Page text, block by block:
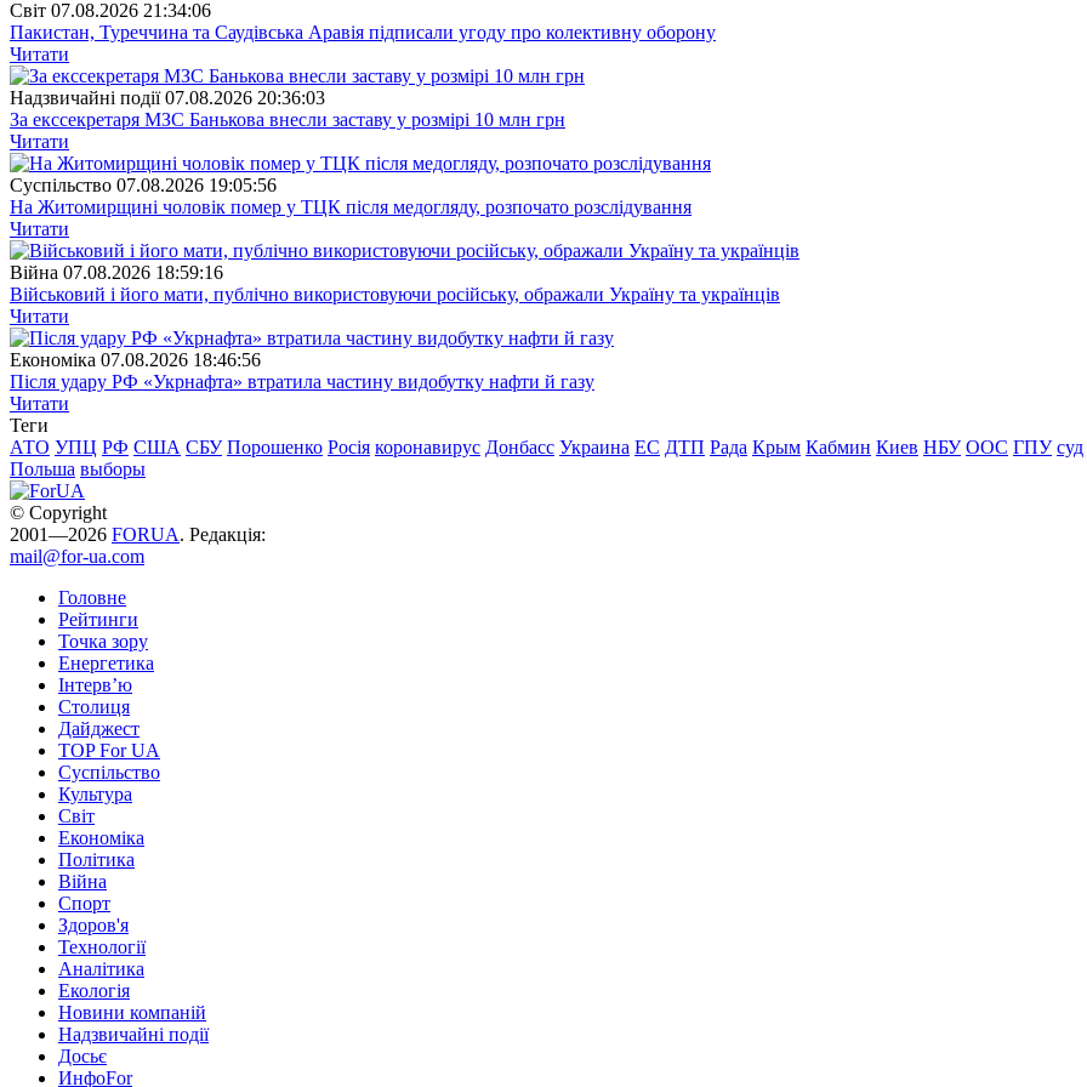
Свiт 07.08.2026 21:34:06
Пакистан, Туреччина та Саудівська Аравія підписали угоду про колективну оборону
Читати
Надзвичайні події 07.08.2026 20:36:03
За екссекретаря МЗС Банькова внесли заставу у розмірі 10 млн грн
Читати
Суспiльство 07.08.2026 19:05:56
На Житомирщині чоловік помер у ТЦК після медогляду, розпочато розслідування
Читати
Війна 07.08.2026 18:59:16
Військовий і його мати, публічно використовуючи російську, ображали Україну та українців
Читати
Економіка 07.08.2026 18:46:56
Після удару РФ «Укрнафта» втратила частину видобутку нафти й газу
Читати
Теги
АТО УПЦ РФ США СБУ Порошенко Росія коронавирус Донбасс Украина ЕС ДТП Рада Крым Кабмин Киев НБУ ООС ГПУ суд
Польша выборы
© Copyright
2001—2026 FORUA. Редакція:
mail@for-ua.com
Головне
Рейтинги
Точка зору
Енергетика
Інтерв’ю
Столиця
Дайджест
TOP For UA
Суспiльство
Культура
Світ
Економіка
Політика
Війна
Спорт
Здоров'я
Технології
Аналітика
Екологія
Новини компаній
Надзвичайні події
Досьє
ИнфоFor